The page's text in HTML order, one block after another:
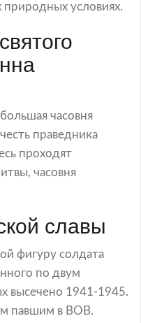
природных условиях.
часовня
праведника
проходят
часовня
славы
фигуру солдата
по двум
высечено 1941-1945.
павшим в ВОВ.